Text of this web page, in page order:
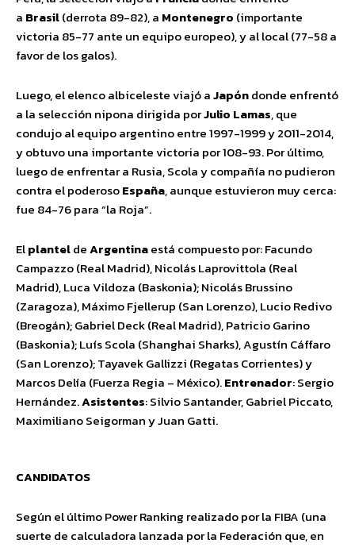
a Brasil(derrota 89-82), a Montenegro (importante
victoria 85-77 ante un equipo europeo), y al local (77-58 a
favor de los galos).
Luego, el elenco albiceleste viajó aJapóndonde enfrentó
a la selección nipona dirigida porJulio Lamas, que
condujo al equipo argentino entre 1997-1999 y 2011-2014,
y obtuvo una importante victoria por 108-93. Por último,
luego de enfrentar a Rusia, Scola y compañía no pudieron
contra el poderosoEspaña, aunque estuvieron muy cerca:
fue 84-76 para “la Roja”.
ElplanteldeArgentinaestá compuesto por: Facundo
Campazzo (Real Madrid), Nicolás Laprovittola (Real
Madrid), Luca Vildoza (Baskonia); Nicolás Brussino
(Zaragoza), Máximo Fjellerup (San Lorenzo), Lucio Redivo
(Breogán); Gabriel Deck (Real Madrid), Patricio Garino
(Baskonia); Luís Scola (Shanghai Sharks), Agustín Cáffaro
(San Lorenzo); Tayavek Gallizzi (Regatas Corrientes) y
Marcos Delía (Fuerza Regia – México).Entrenador: Sergio
Hernández.Asistentes: Silvio Santander, Gabriel Piccato,
Maximiliano Seigorman y Juan Gatti.
CANDIDATOS
Según el último Power Ranking realizado por la FIBA (una
suerte de calculadora lanzada por la Federación que, en